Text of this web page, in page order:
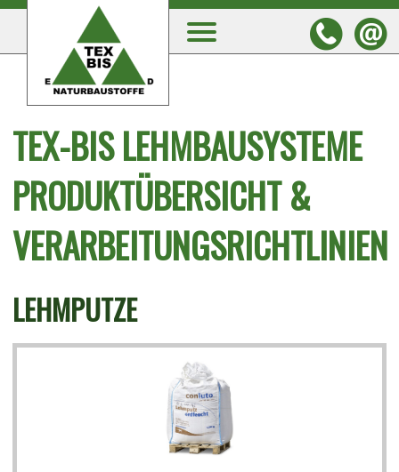
TEX-BIS LEHMBAUSYSTEME
PRODUKTÜBERSICHT &
VERARBEITUNGSRICHTLINIEN
LEHMPUTZE